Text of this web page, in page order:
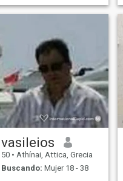
driving. I am also into all
kinds of technology gadgets,
vasileios
50 • Athínai, Attica, Grecia
Buscando: Mujer 18 - 38